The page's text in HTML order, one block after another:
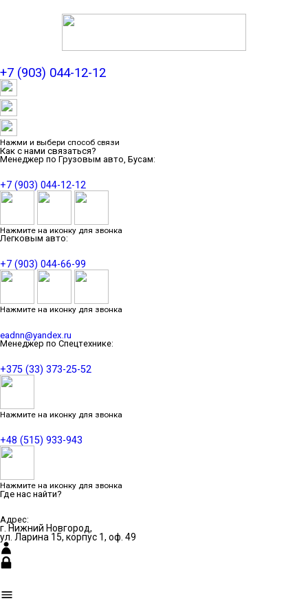
+7 (903) 044-12-12
Нажми и выбери способ связи
Как с нами связаться?
Менеджер по Грузовым авто, Бусам:
+7 (903) 044-12-12
Нажмите на иконку для звонка
Легковым авто:
+7 (903) 044-66-99
Нажмите на иконку для звонка
eadnn@yandex.ru
Менеджер по Спецтехнике:
+375 (33) 373-25-52
Нажмите на иконку для звонка
+48 (515) 933-943
Нажмите на иконку для звонка
Где нас найти?
Адрес:
г. Нижний Новгород,
ул. Ларина 15, корпус 1, оф. 49